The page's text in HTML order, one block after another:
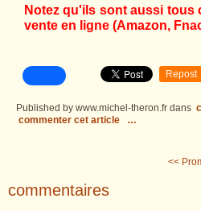
Notez qu'ils sont aussi tous
vente en ligne (Amazon,
Repost
Published by www.michel-theron.fr dans
commenter cet article
…
<<
commentaires